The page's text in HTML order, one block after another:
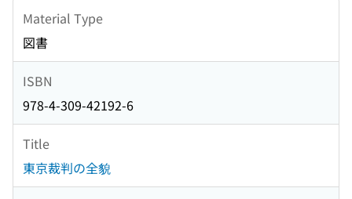
Material Type
図書
ISBN
978-4-309-42192-6
Title
東京裁判の全貌